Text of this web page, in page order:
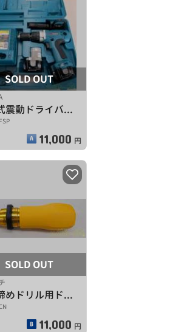
SOLD OUT
充電式震動ドライバドリル
11,000 円
SOLD OUT
ねじ締めドリル用ドライバーピット
11,000 円